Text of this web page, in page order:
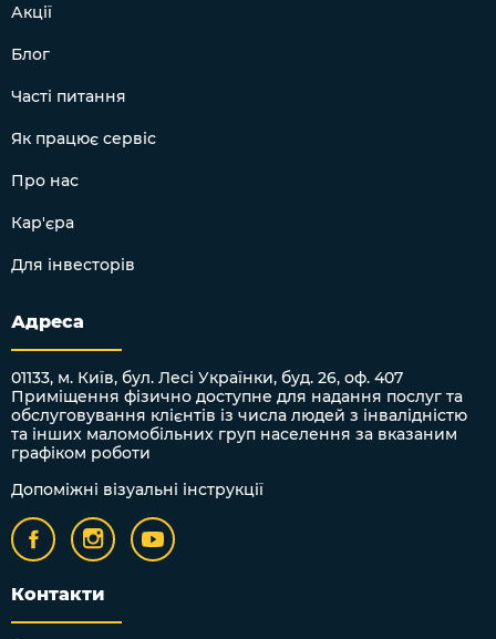
Акції
Блог
Часті питання
Як працює сервіс
Про нас
Кар'єра
Для інвесторів
Адреса
01133, м. Київ, бул. Лесі Українки, буд. 26, оф. 407
Приміщення фізично доступне для надання послуг та
обслуговування клієнтів із числа людей з інвалідністю
та інших маломобільних груп населення за вказаним
графіком роботи
Допоміжні візуальні інструкції
Контакти